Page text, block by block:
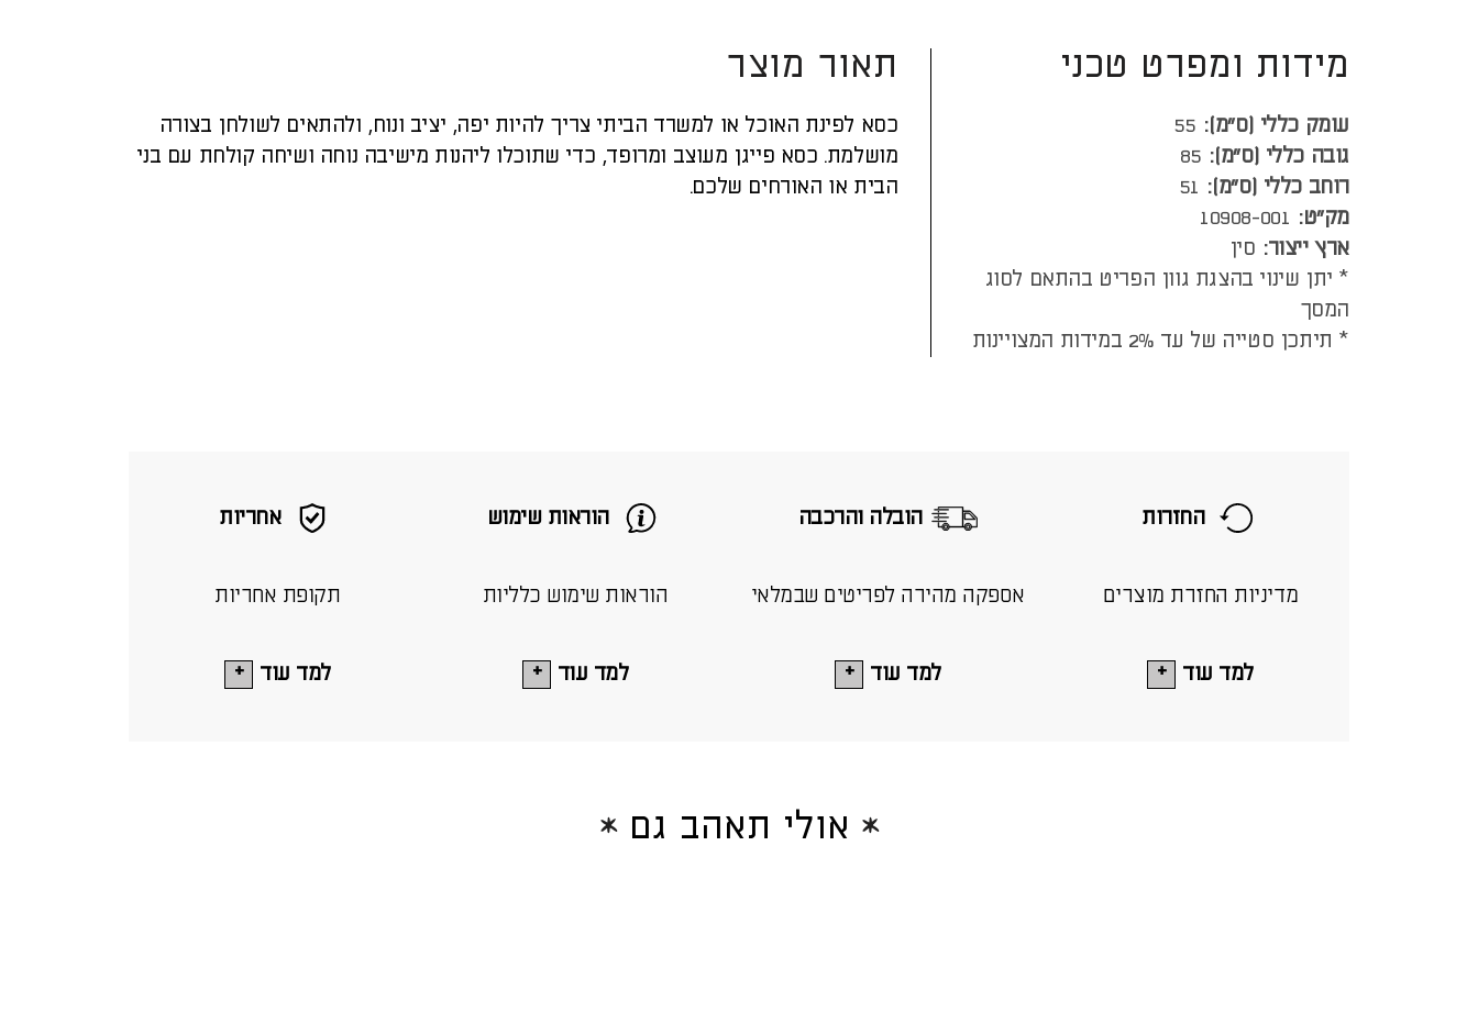
תאור מוצר
כסא לפינת האוכל או למשרד הביתי צריך להיות יפה, יציב ונוח, ולהתאים לשולחן בצורה
מושלמת. כסא פייגן מעוצב ומרופד, כדי שתוכלו ליהנות מישיבה נוחה ושיחה קולחת עם בני
הבית או האורחים שלכם.
מידות ומפרט טכני
עומק כללי (ס”מ): 55
גובה כללי (ס”מ): 85
רוחב כללי (ס”מ): 51
מק"ט: 10908-001
ארץ ייצור: סין
* יתן שינוי בהצגת גוון הפריט בהתאם לסוג
המסך
* תיתכן סטייה של עד 2% במידות המצויינות
אחריות
תקופת אחריות
למד עוד
הוראות שימוש
הוראות שימוש כלליות
למד עוד
הובלה והרכבה
אספקה מהירה לפריטים שבמלאי
למד עוד
החזרות
מדיניות החזרת מוצרים
למד עוד
אולי תאהב גם